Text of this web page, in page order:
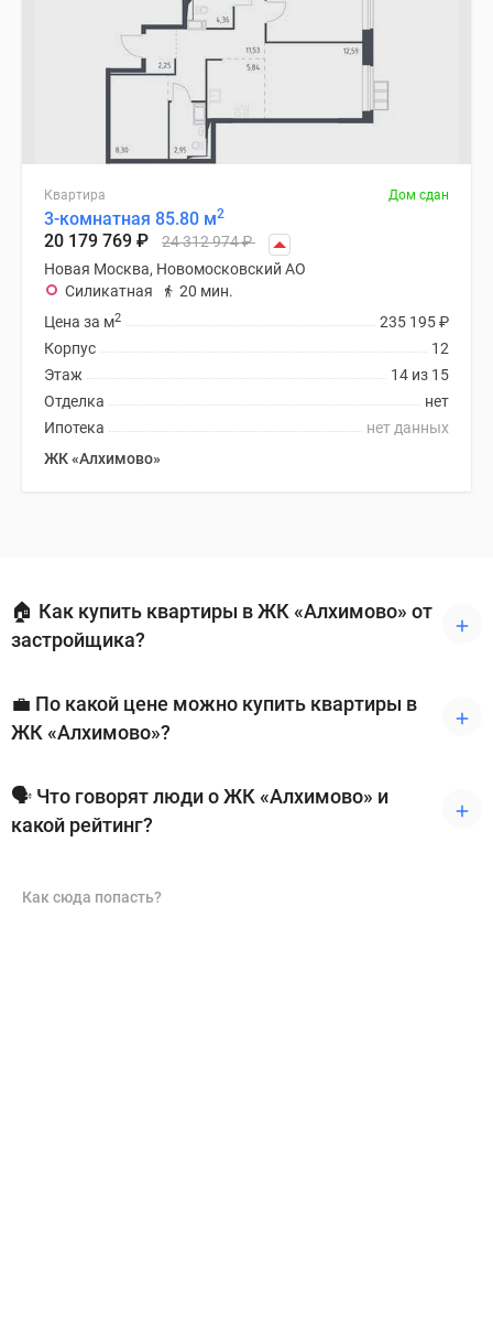
Квартира Дом сдан
3-комнатная 85.80 м2
20 179 769 ₽ 24 312 974₽
Новая Москва, Новомосковский АО
Силикатная
20 мин.
235 195₽
Цена за м2
12
Корпус
14 из 15
Этаж
нет
Отделка
нет данных
Ипотека
ЖК «Алхимово»
🏠 Как купить квартиры в ЖК «Алхимово» от
застройщика?
💼 По какой цене можно купить квартиры в
ЖК «Алхимово»?
🗣 Что говорят люди о ЖК «Алхимово» и
какой рейтинг?
Как сюда попасть?